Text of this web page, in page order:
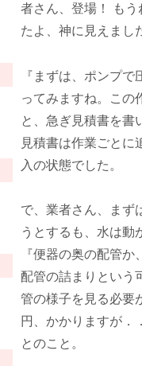
者さん、登場！ も
たよ、神に見えまし
『まずは、ポンプ
ってみますね。この
と、急ぎ見積書を書
見積書は作業ごとに
入の状態でした。
で、業者さん、まず
うとするも、水は動
『便器の奥の配管
配管の詰まりという
管の様子を見る必要
円、かかりますが．
とのこと。